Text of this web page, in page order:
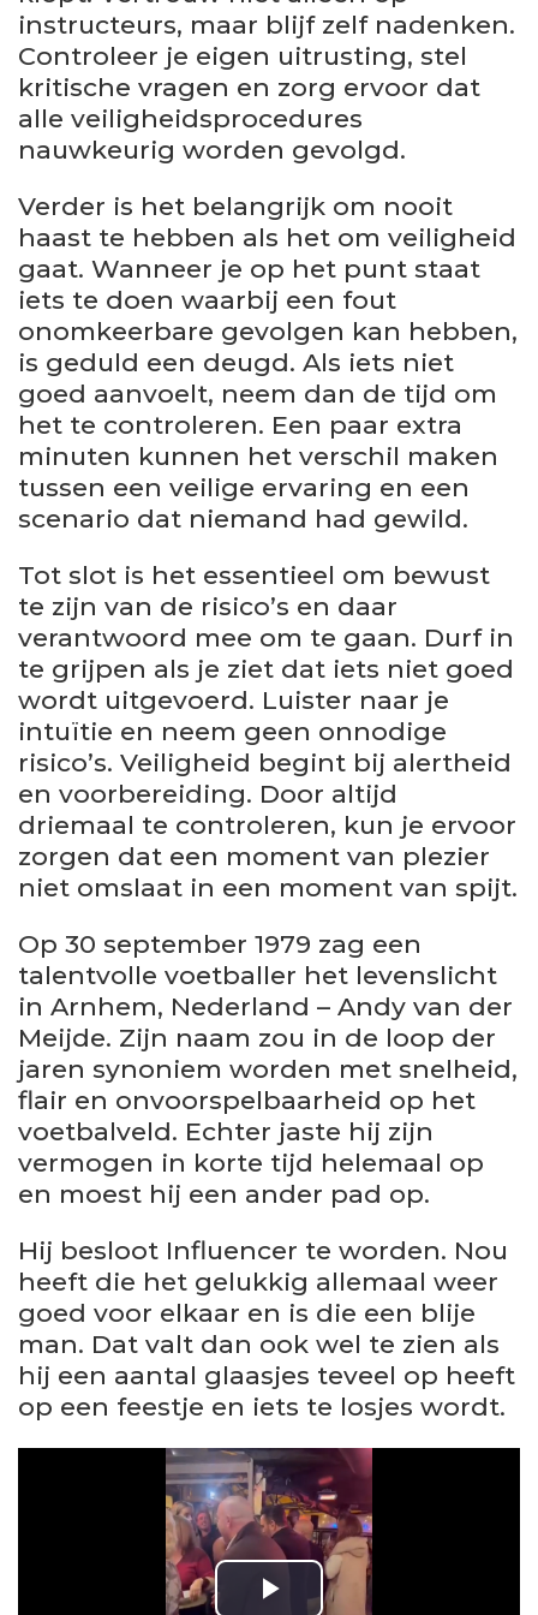
instructeurs, maar blijf zelf nadenken.
Controleer je eigen uitrusting, stel
kritische vragen en zorg ervoor dat
alle veiligheidsprocedures
nauwkeurig worden gevolgd.
Verder is het belangrijk om nooit
haast te hebben als het om veiligheid
gaat. Wanneer je op het punt staat
iets te doen waarbij een fout
onomkeerbare gevolgen kan hebben,
is geduld een deugd. Als iets niet
goed aanvoelt, neem dan de tijd om
het te controleren. Een paar extra
minuten kunnen het verschil maken
tussen een veilige ervaring en een
scenario dat niemand had gewild.
Tot slot is het essentieel om bewust
te zijn van de risico’s en daar
verantwoord mee om te gaan. Durf in
te grijpen als je ziet dat iets niet goed
wordt uitgevoerd. Luister naar je
intuïtie en neem geen onnodige
risico’s. Veiligheid begint bij alertheid
en voorbereiding. Door altijd
driemaal te controleren, kun je ervoor
zorgen dat een moment van plezier
niet omslaat in een moment van spijt.
Op 30 september 1979 zag een
talentvolle voetballer het levenslicht
in Arnhem, Nederland – Andy van der
Meijde. Zijn naam zou in de loop der
jaren synoniem worden met snelheid,
flair en onvoorspelbaarheid op het
voetbalveld. Echter jaste hij zijn
vermogen in korte tijd helemaal op
en moest hij een ander pad op.
Hij besloot Influencer te worden. Nou
heeft die het gelukkig allemaal weer
goed voor elkaar en is die een blije
man. Dat valt dan ook wel te zien als
hij een aantal glaasjes teveel op heeft
op een feestje en iets te losjes wordt.